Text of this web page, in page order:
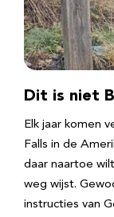
Dit is niet
Elk jaar komen
Falls in de
daar naartoe
weg wijst.
instructies van